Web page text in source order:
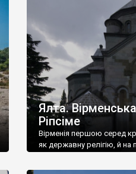
називаються
виробляє відмінне вино
легке біле і дуже […]
Ялта.
Ріпсіме
Вірменія першою серед
як державну релігію, й на